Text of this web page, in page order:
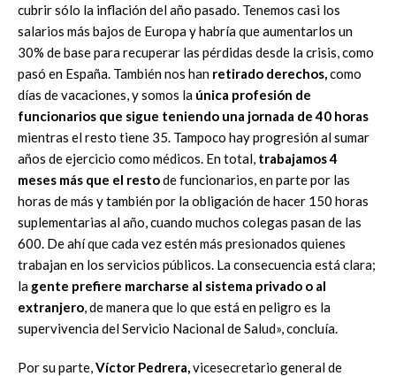
cubrir sólo la inflación del año pasado. Tenemos casi los
salarios más bajos de Europa y habría que aumentarlos un
30% de base para recuperar las pérdidas desde la crisis, como
pasó en España. También nos han retirado derechos,como
días de vacaciones, y somos la única profesión de
funcionarios que sigue teniendo una jornada de 40 horas
mientras el resto tiene 35. Tampoco hay progresión al sumar
años de ejercicio como médicos. En total, trabajamos 4
meses más que el restode funcionarios, en parte por las
horas de más y también por la obligación de hacer 150 horas
suplementarias al año, cuando muchos colegas pasan de las
600. De ahí que cada vez estén más presionados quienes
trabajan en los servicios públicos. La consecuencia está clara;
la gente prefiere marcharse al sistema privado o al
extranjero, de manera que lo que está en peligro es la
supervivencia del Servicio Nacional de Salud», concluía.
Por su parte,Víctor Pedrera,vicesecretario general de